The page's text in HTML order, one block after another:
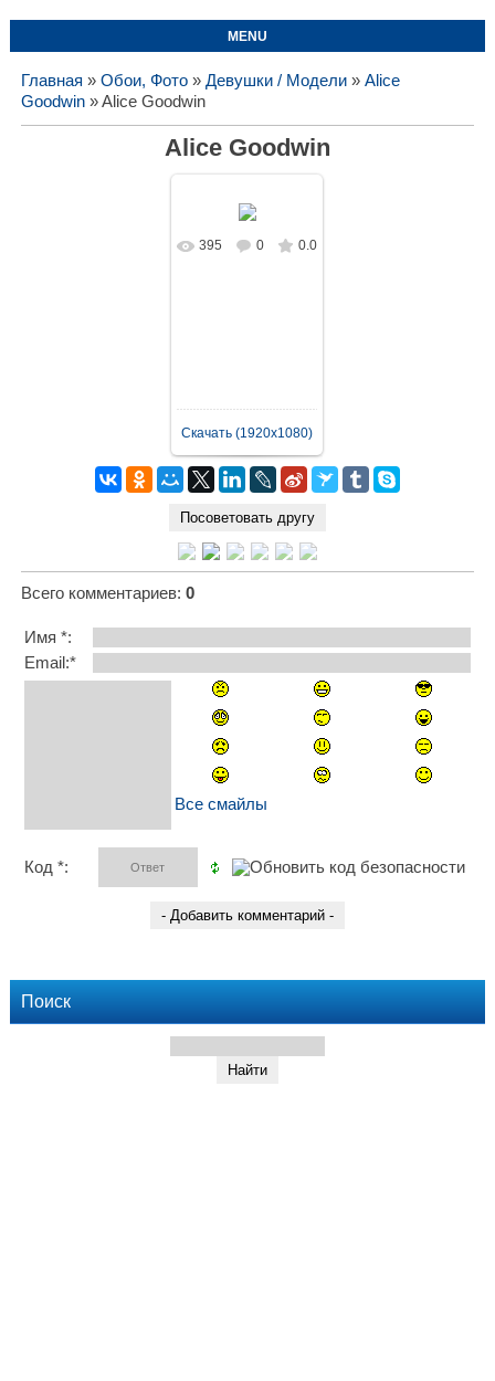
MENU
Главная » Обои, Фото» Девушки / Модели» Alice
Goodwin» Alice Goodwin
Alice Goodwin
В реальном
395 0 0.0
Скачать (1920x1080)
Всего комментариев: 0
Имя *:
Email:*
Все смайлы
Код *:
Поиск